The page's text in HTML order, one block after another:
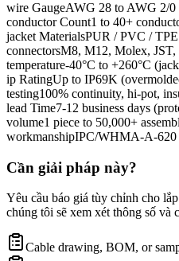
wire GaugeAWG 28 to AWG 2/0
conductor Count1 to 40+
jacket MaterialsPUR / PVC /
connectorsM8, M12, Molex,
temperature-40°C to +260°C
ip RatingUp to IP69K
testing100% continuity, hi-pot,
lead Time7-12 business days
volume1 piece to 50,000+
workmanshipIPC/WHMA-A-620
Cần giải pháp này?
Yêu cầu báo giá tùy chỉnh cho
chúng tôi sẽ xem xét thông số và
Cable drawing, BOM, or